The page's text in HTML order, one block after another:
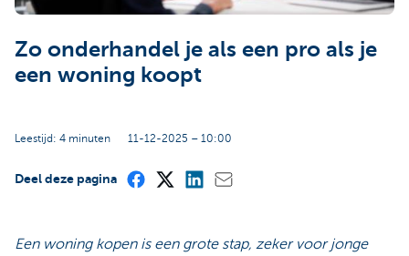
Particulieren
Zo onderhandel je als een pro als je
een woning koopt
Leestijd: 4 minuten 11-12-2025 – 10:00
Deel deze pagina
Een woning kopen is een grote stap, zeker voor jonge